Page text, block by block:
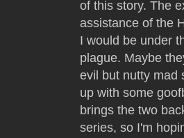
of this story. The
assistance of the
I would be under
plague. Maybe
evil but nutty mad
up with some
brings the two
series, so I'm